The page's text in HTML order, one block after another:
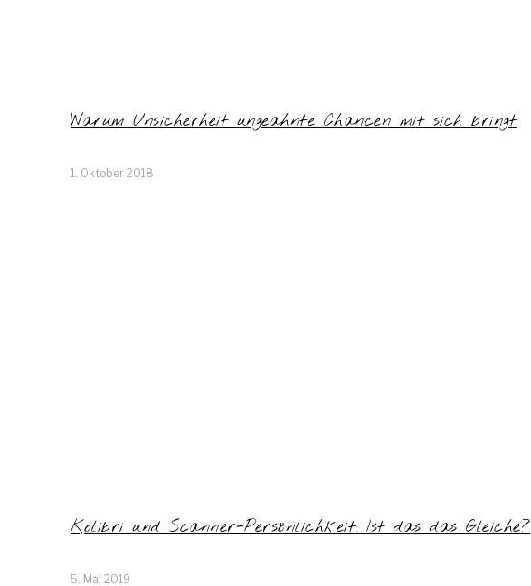
Warum Unsicherheit ungeahnte Chancen mit sich bringt
1. Oktober 2018
Kolibri und Scanner-Persönlichkeit: Ist das das Gleiche?
5. Mai 2019